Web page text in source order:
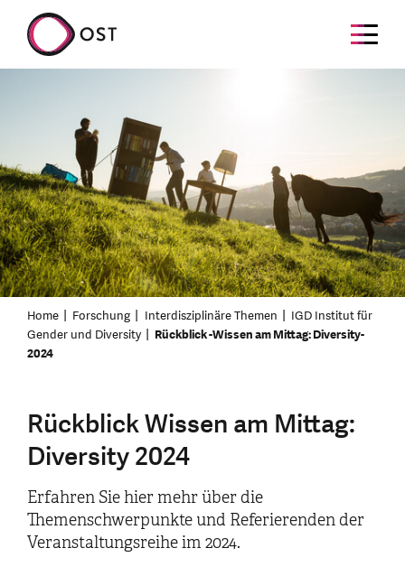
Home Forschung Interdisziplinäre Themen
IGD Institut für
Gender und Diversity
Rückblick -Wissen am Mittag: Diversity-
2024
Rückblick Wissen am Mittag:
Diversity 2024
Erfahren Sie hier mehr über die
Themenschwerpunkte und Referierenden der
Veranstaltungsreihe im 2024.